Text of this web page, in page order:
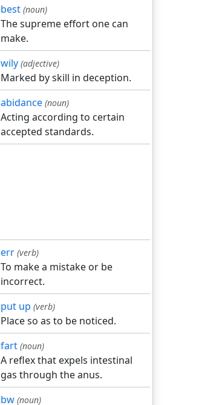
best (noun)
The supreme effort one can
make.
wily (adjective)
Marked by skill in deception.
abidance (noun)
Acting according to certain
accepted standards.
err (verb)
To make a mistake or be
incorrect.
put up (verb)
Place so as to be noticed.
fart (noun)
A reflex that expels intestinal
gas through the anus.
bw (noun)